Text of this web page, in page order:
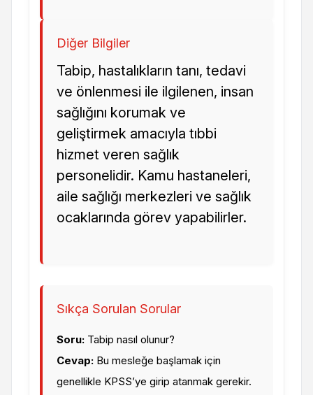
Diğer Bilgiler
Tabip, hastalıkların tanı, tedavi
ve önlenmesi ile ilgilenen, insan
sağlığını korumak ve
geliştirmek amacıyla tıbbi
hizmet veren sağlık
personelidir. Kamu hastaneleri,
aile sağlığı merkezleri ve sağlık
ocaklarında görev yapabilirler.
Sıkça Sorulan Sorular
Soru: Tabip nasıl olunur?
Cevap: Bu mesleğe başlamak için
genellikle KPSS’ye girip atanmak gerekir.